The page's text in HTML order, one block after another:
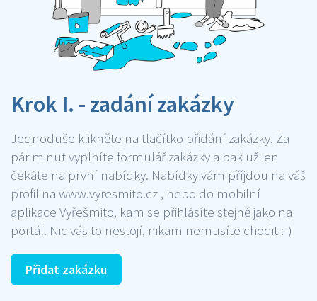
Krok I. - zadání zakázky
Jednoduše klikněte na tlačítko přidání zakázky. Za
pár minut vyplníte formulář zakázky a pak už jen
čekáte na první nabídky. Nabídky vám příjdou na váš
profil na www.vyresmito.cz , nebo do mobilní
aplikace Vyřešmito, kam se přihlásíte stejně jako na
portál. Nic vás to nestojí, nikam nemusíte chodit :-)
Přidat zakázku